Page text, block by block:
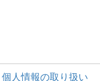
個人情報の取り扱い